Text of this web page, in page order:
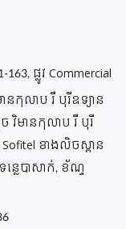
ផ្លូវ Commercial
នកុលាប រឺ បុរីឧទ្យាន
វិមានកុលាប រឺ បុរី
ខាងលិចស្ពាន
ន្លេបាសាក់, ខ័ណ្ទ